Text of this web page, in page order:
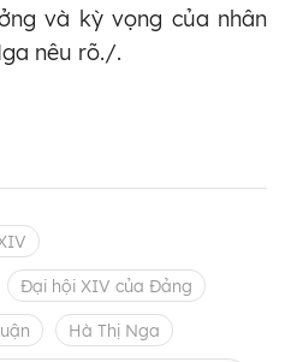
và kỳ vọng của nhân
nêu rõ./.
Đại hội XIV của Đảng
Hà Thị Nga